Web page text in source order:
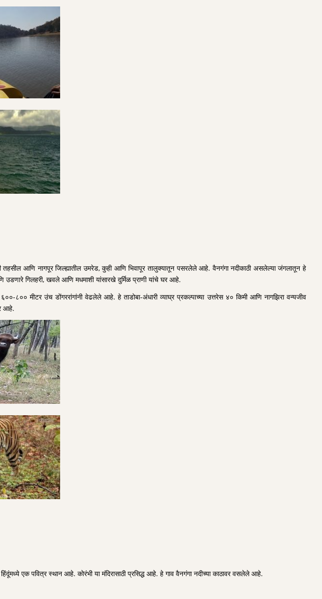
आणि नागपूर जिल्ह्यातील उमरेड, कुही आणि भिवापूर तालुक्यातून पसरलेले आहे. वैनगंगा नदीकाठी असलेल्या जंगलातून हे
गिलहरी, खवले आणि मधमाशी यांसारखे दुर्मिळ प्राणी यांचे घर आहे.
८०० मीटर उंच डोंगररांगांनी वेढलेले आहे. हे ताडोबा-अंधारी व्याघ्र प्रकल्पाच्या उत्तरेस ४० किमी आणि नागझिरा वन्यजीव
आहे.
एक पवित्र स्थान आहे. कोरंभी या मंदिरासाठी प्रसिद्ध आहे. हे गाव वैनगंगा नदीच्या काठावर वसलेले आहे.